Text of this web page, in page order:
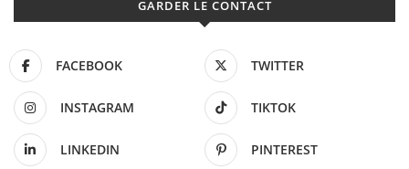
GARDER LE CONTACT
FACEBOOK TWITTER
INSTAGRAM TIKTOK
LINKEDIN PINTEREST